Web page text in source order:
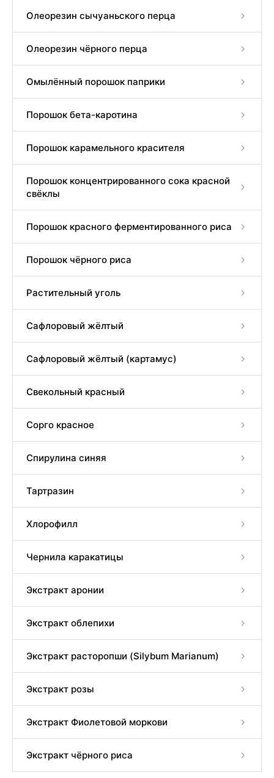
Олеорезин сычуаньского перца
Олеорезин чёрного перца
Омылённый порошок паприки
Порошок бета-каротина
Порошок карамельного красителя
Порошок концентрированного сока красной
свёклы
Порошок красного ферментированного риса
Порошок чёрного риса
Растительный уголь
Сафлоровый жёлтый
Сафлоровый жёлтый (картамус)
Свекольный красный
Сорго красное
Спирулина синяя
Тартразин
Хлорофилл
Чернила каракатицы
Экстракт аронии
Экстракт облепихи
Экстракт расторопши (Silybum Marianum)
Экстракт розы
Экстракт Фиолетовой моркови
Экстракт чёрного риса